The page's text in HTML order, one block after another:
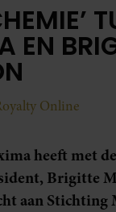
EN
Online
heeft met
Brigitte
aan